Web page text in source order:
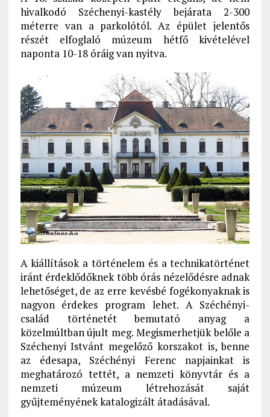
hivalkodó Széchenyi-kastély bejárata 2-300
méterre van a parkolótól. Az épület jelentős
részét elfoglaló múzeum hétfő kivételével
naponta 10-18 óráig van nyitva.
A kiállítások a történelem és a technikatörténet
iránt érdeklődőknek több órás nézelődésre adnak
lehetőséget, de az erre kevésbé fogékonyaknak is
nagyon érdekes program lehet. A Széchényi-
család történetét bemutató anyag a
közelmúltban újult meg. Megismerhetjük belőle a
Széchenyi Istvánt megelőző korszakot is, benne
az édesapa, Széchényi Ferenc napjainkat is
meghatározó tettét, a nemzeti könyvtár és a
nemzeti múzeum létrehozását saját
gyűjteményének katalogizált átadásával.